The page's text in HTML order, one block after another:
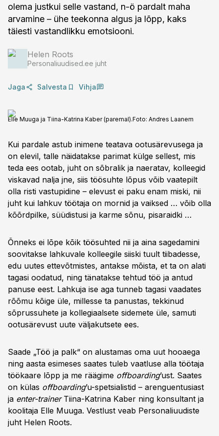
olema justkui selle vastand, n-ö pardalt maha
arvamine – ühe teekonna algus ja lõpp, kaks
täiesti vastandlikku emotsiooni.
Helen Roots
Personaliuudised.ee juht
Jaga Salvesta Vihja
Elle Muuga ja Tiina-Katrina Kaber (paremal).Foto: Andres Laanem
Kui pardale astub inimene teatava ootusärevusega ja
on elevil, talle näidatakse parimat külge sellest, mis
teda ees ootab, juht on sõbralik ja naeratav, kolleegid
viskavad nalja jne, siis töösuhte lõpus võib vaatepilt
olla risti vastupidine – elevust ei paku enam miski, nii
juht kui lahkuv töötaja on mornid ja vaiksed … võib olla
kõõrdpilke, süüdistusi ja karme sõnu, pisaraidki …
Õnneks ei lõpe kõik töösuhted nii ja aina sagedamini
soovitakse lahkuvale kolleegile siiski tuult tiibadesse,
edu uutes ettevõtmistes, antakse mõista, et ta on alati
tagasi oodatud, ning tänatakse tehtud töö ja antud
panuse eest. Lahkuja ise aga tunneb tagasi vaadates
rõõmu kõige üle, millesse ta panustas, tekkinud
sõprussuhete ja kollegiaalsete sidemete üle, samuti
ootusärevust uute väljakutsete ees.
Saade „Töö ja palk“ on alustamas oma uut hooaega
ning aasta esimeses saates tuleb vaatluse alla töötaja
töökaare lõpp ja me räägime offboarding’ust. Saates
on külas offboarding’u-spetsialistid – arenguentusiast
ja enter-trainer Tiina-Katrina Kaber ning konsultant ja
koolitaja Elle Muuga. Vestlust veab Personaliuudiste
juht Helen Roots.